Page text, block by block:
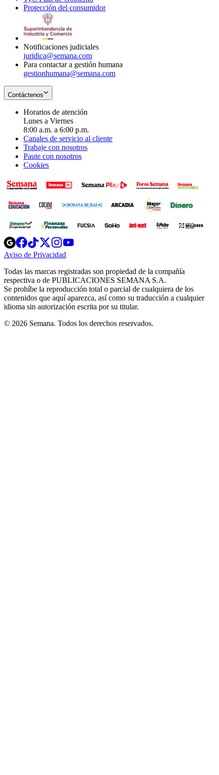
window
newin
Protección del consumidorOpens
Notificaciones judiciales
juridica@semana.com
Para contactar a gestión humana
gestionhumana@semana.com
Contáctenos
Horarios de atención
Lunes a Viernes
8:00 a.m. a 6:00 p.m.
Canales de servicio al cliente
Trabaje con nosotros
Paute con nosotros
Cookies
Opens
in
new
Opens
in
new
Opens
in
new
window
Opens
new
windowwindow
Aviso de Privacidad
new
window
Todas las marcas registradas son propiedad de la compañía
respectiva o de PUBLICACIONES SEMANA S.A.
Se prohíbe la reproducción total o parcial de cualquiera de los
contenidos que aquí aparezca, así como su traducción a cualquier
idioma sin autorización escrita por su titular.
© 2026 Semana. Todos los derechos reservados.